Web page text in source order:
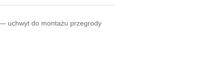
uchwyt do montażu przegrody